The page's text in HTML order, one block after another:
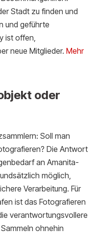
Stadt zu finden und
und geführte
ist offen,
neue Mitglieder. Mehr
oder
Soll man
Die Antwort
an Amanita-
möglich,
Verarbeitung. Für
ist das Fotografieren
verantwortungsvollere
ohnehin